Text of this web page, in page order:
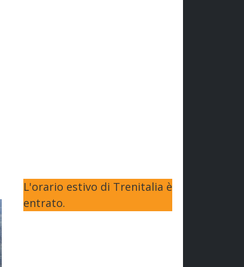
L'orario estivo di Trenitalia è
entrato.